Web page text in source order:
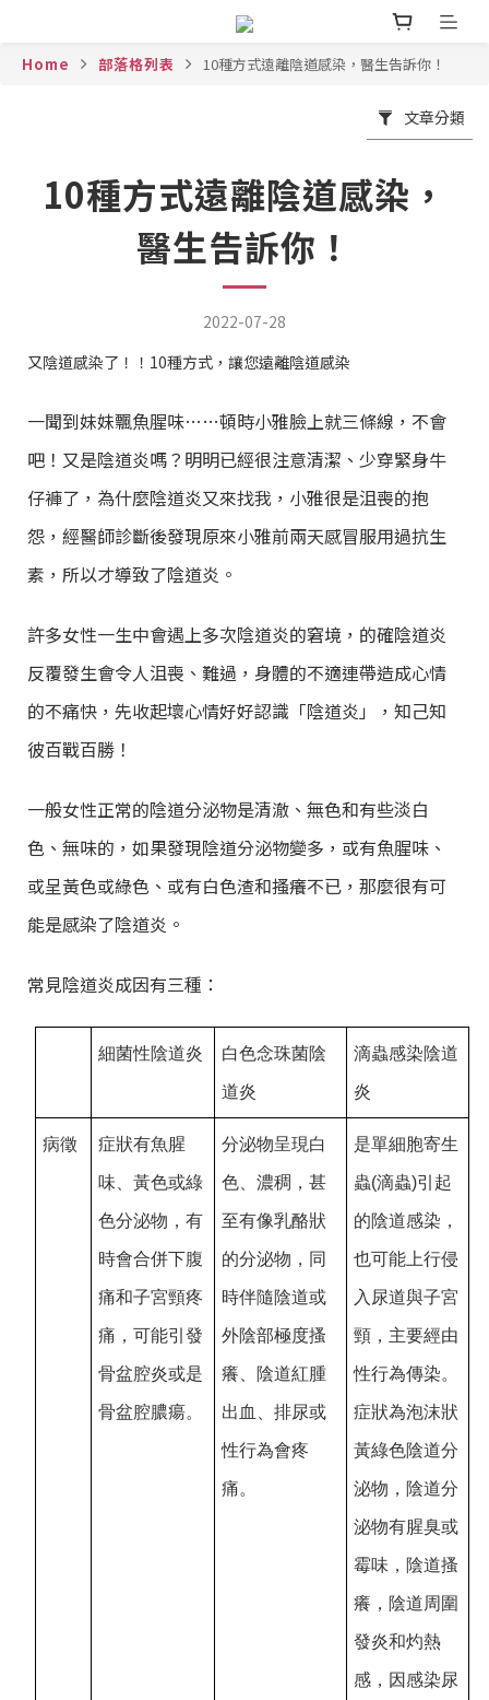
Home 部落格列表 10種方式遠離陰道感染，醫生告訴你！
文章分類
10種方式遠離陰道感染，
醫生告訴你！
2022-07-28
又陰道感染了！！10種方式，讓您遠離陰道感染
一聞到妹妹飄魚腥味……頓時小雅臉上就三條線，不會
吧！又是陰道炎嗎？明明已經很注意清潔、少穿緊身牛
仔褲了，為什麼陰道炎又來找我，小雅很是沮喪的抱
怨，經醫師診斷後發現原來小雅前兩天感冒服用過抗生
素，所以才導致了陰道炎。
許多女性一生中會遇上多次陰道炎的窘境，的確陰道炎
反覆發生會令人沮喪、難過，身體的不適連帶造成心情
的不痛快，先收起壞心情好好認識「陰道炎」，知己知
彼百戰百勝！
一般女性正常的陰道分泌物是清澈、無色和有些淡白
色、無味的，如果發現陰道分泌物變多，或有魚腥味、
或呈黃色或綠色、或有白色渣和搔癢不已，那麼很有可
能是感染了陰道炎。
常見陰道炎成因有三種：
細菌性陰道炎 白色念珠菌陰
道炎
滴蟲感染陰道
炎
病徵 症狀有魚腥
味、黃色或綠
色分泌物，有
時會合併下腹
痛和子宮頸疼
痛，可能引發
骨盆腔炎或是
骨盆腔膿瘍。
分泌物呈現白
色、濃稠，甚
至有像乳酪狀
的分泌物，同
時伴隨陰道或
外陰部極度搔
癢、陰道紅腫
出血、排尿或
性行為會疼
痛。
是單細胞寄生
蟲(滴蟲)引起
的陰道感染，
也可能上行侵
入尿道與子宮
頸，主要經由
性行為傳染。
症狀為泡沫狀
黃綠色陰道分
泌物，陰道分
泌物有腥臭或
霉味，陰道搔
癢，陰道周圍
發炎和灼熱
感，因感染尿